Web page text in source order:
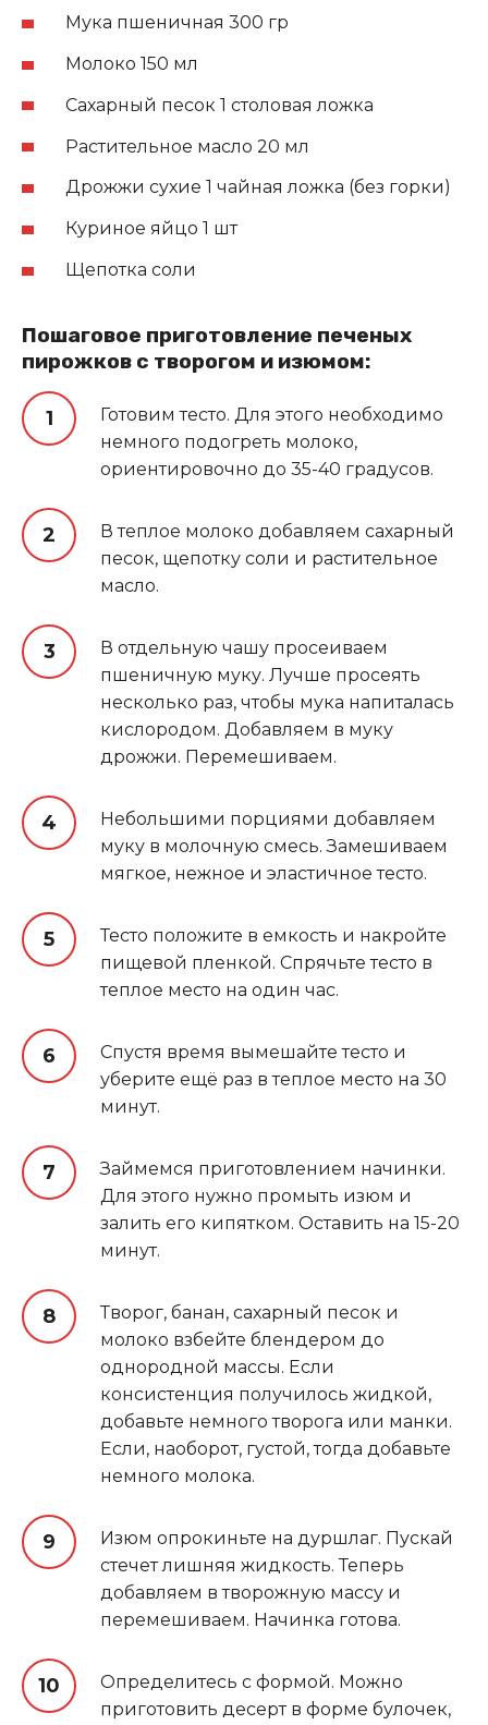
Мука пшеничная 300 гр
Молоко 150 мл
Сахарный песок 1 столовая ложка
Растительное масло 20 мл
Дрожжи сухие 1 чайная ложка (без горки)
Куриное яйцо 1 шт
Щепотка соли
Пошаговое приготовление печеных
пирожков с творогом и изюмом:
Готовим тесто. Для этого необходимо
немного подогреть молоко,
ориентировочно до 35-40 градусов.
В теплое молоко добавляем сахарный
песок, щепотку соли и растительное
масло.
В отдельную чашу просеиваем
пшеничную муку. Лучше просеять
несколько раз, чтобы мука напиталась
кислородом. Добавляем в муку
дрожжи. Перемешиваем.
Небольшими порциями добавляем
муку в молочную смесь. Замешиваем
мягкое, нежное и эластичное тесто.
Тесто положите в емкость и накройте
пищевой пленкой. Спрячьте тесто в
теплое место на один час.
Спустя время вымешайте тесто и
уберите ещё раз в теплое место на 30
минут.
Займемся приготовлением начинки.
Для этого нужно промыть изюм и
залить его кипятком. Оставить на 15-20
минут.
Творог, банан, сахарный песок и
молоко взбейте блендером до
однородной массы. Если
консистенция получилось жидкой,
добавьте немного творога или манки.
Если, наоборот, густой, тогда добавьте
немного молока.
Изюм опрокиньте на дуршлаг. Пускай
стечет лишняя жидкость. Теперь
добавляем в творожную массу и
перемешиваем. Начинка готова.
Определитесь с формой. Можно
приготовить десерт в форме булочек,